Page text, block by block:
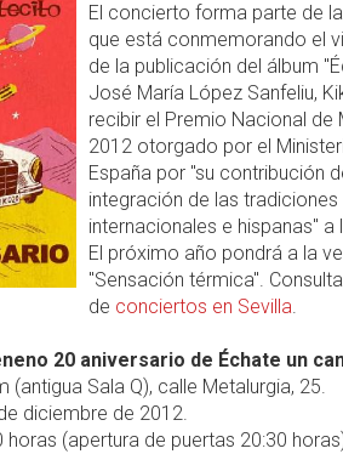
El concierto forma parte de
que está conmemorando el
de la publicación del álbum
José María López Sanfeliu,
recibir el Premio Nacional de
2012 otorgado por el
España por "su contribución
integración de las
internacionales e hispanas"
El próximo año pondrá a la
"Sensación térmica".
de conciertos en Sevilla.
20 aniversario de Échate un
(antigua Sala Q), calle Metalurgia, 25.
diciembre de 2012.
horas (apertura de puertas 20:30